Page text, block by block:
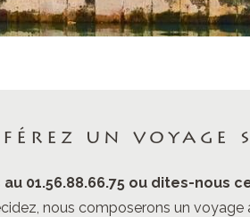
un voyage
01.56.88.66.75 ou dites-nous
nous composerons un voyage